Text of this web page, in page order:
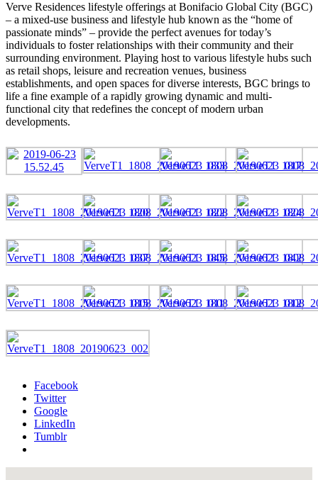
Verve Residences lifestyle offerings at Bonifacio Global City (BGC)
– a mixed-use business and lifestyle hub known as the “home of
passionate minds” – provide the perfect avenues for today’s
individuals to foster relationships with their community and their
surrounding environment. Playing host to various lifestyle hubs such
as retail shops, leisure and recreation venues, business
establishments, and open spaces for diverse interests, BGC brings to
life a fine example of a rapidly growing dynamic and multi-
functional city that redefines the concept of modern urban
developments.
Facebook
Twitter
Google
LinkedIn
Tumblr